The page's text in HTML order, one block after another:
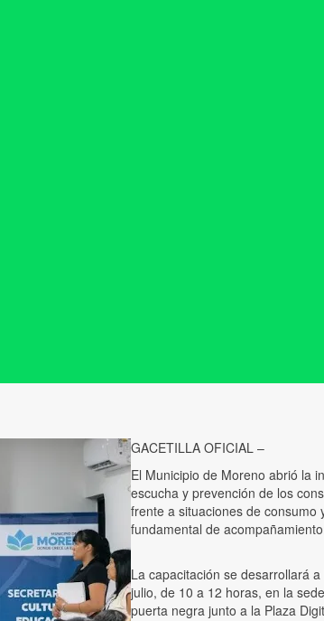
GACETILLA OFICIAL –
El Municipio de Moreno abrió la
escucha y prevención de los
frente a situaciones de
fundamental de
La capacitación se desarrollará
julio, de 10 a 12 horas, en la
puerta negra junto a la Plaza